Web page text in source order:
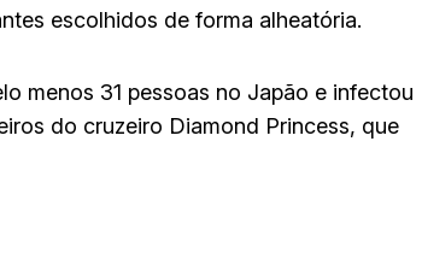
escolhidos de forma alheatória.
menos 31 pessoas no Japão e infectou
do cruzeiro Diamond Princess, que